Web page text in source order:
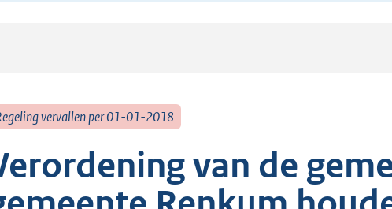
vervallen per 01-01-2018
van de